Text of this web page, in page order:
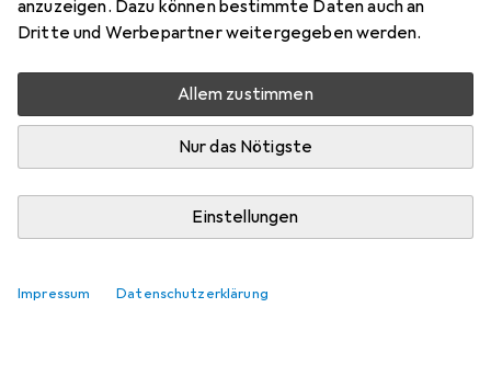
anzuzeigen. Dazu können bestimmte Daten auch an
Dritte und Werbepartner weitergegeben werden.
Allem zustimmen
Nur das Nötigste
Einstellungen
Impressum Datenschutzerklärung
Gut.
TipTop. Wird schon etwas warm.
Kommentieren